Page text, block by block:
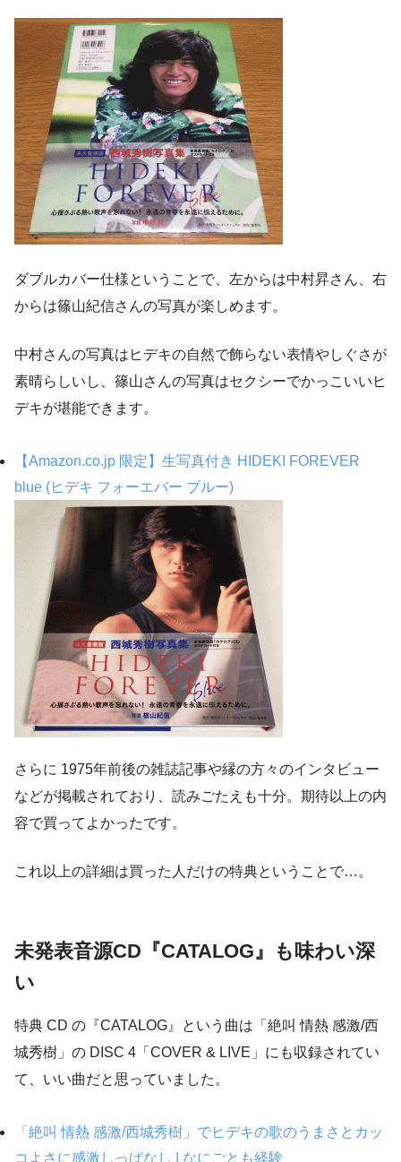
ダブルカバー仕様ということで、左からは中村昇さん、右
からは篠山紀信さんの写真が楽しめます。
中村さんの写真はヒデキの自然で飾らない表情やしぐさが
素晴らしいし、篠山さんの写真はセクシーでかっこいいヒ
デキが堪能できます。
【Amazon.co.jp 限定】生写真付き HIDEKI FOREVER
blue (ヒデキ フォーエバー ブルー)
さらに 1975年前後の雑誌記事や縁の方々のインタビュー
などが掲載されており、読みごたえも十分。期待以上の内
容で買ってよかったです。
これ以上の詳細は買った人だけの特典ということで…。
未発表音源CD『CATALOG』も味わい深
い
特典 CD の『CATALOG』という曲は「絶叫 情熱 感激/西
城秀樹」の DISC 4「COVER & LIVE」にも収録されてい
て、いい曲だと思っていました。
「絶叫 情熱 感激/西城秀樹」でヒデキの歌のうまさとカッ
コよさに感激しっぱなし | なにごとも経験